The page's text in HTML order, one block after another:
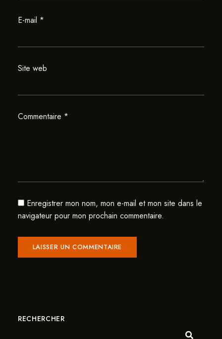
E-mail *
Site web
Commentaire *
Enregistrer mon nom, mon e-mail et mon site dans le
navigateur pour mon prochain commentaire.
RECHERCHER